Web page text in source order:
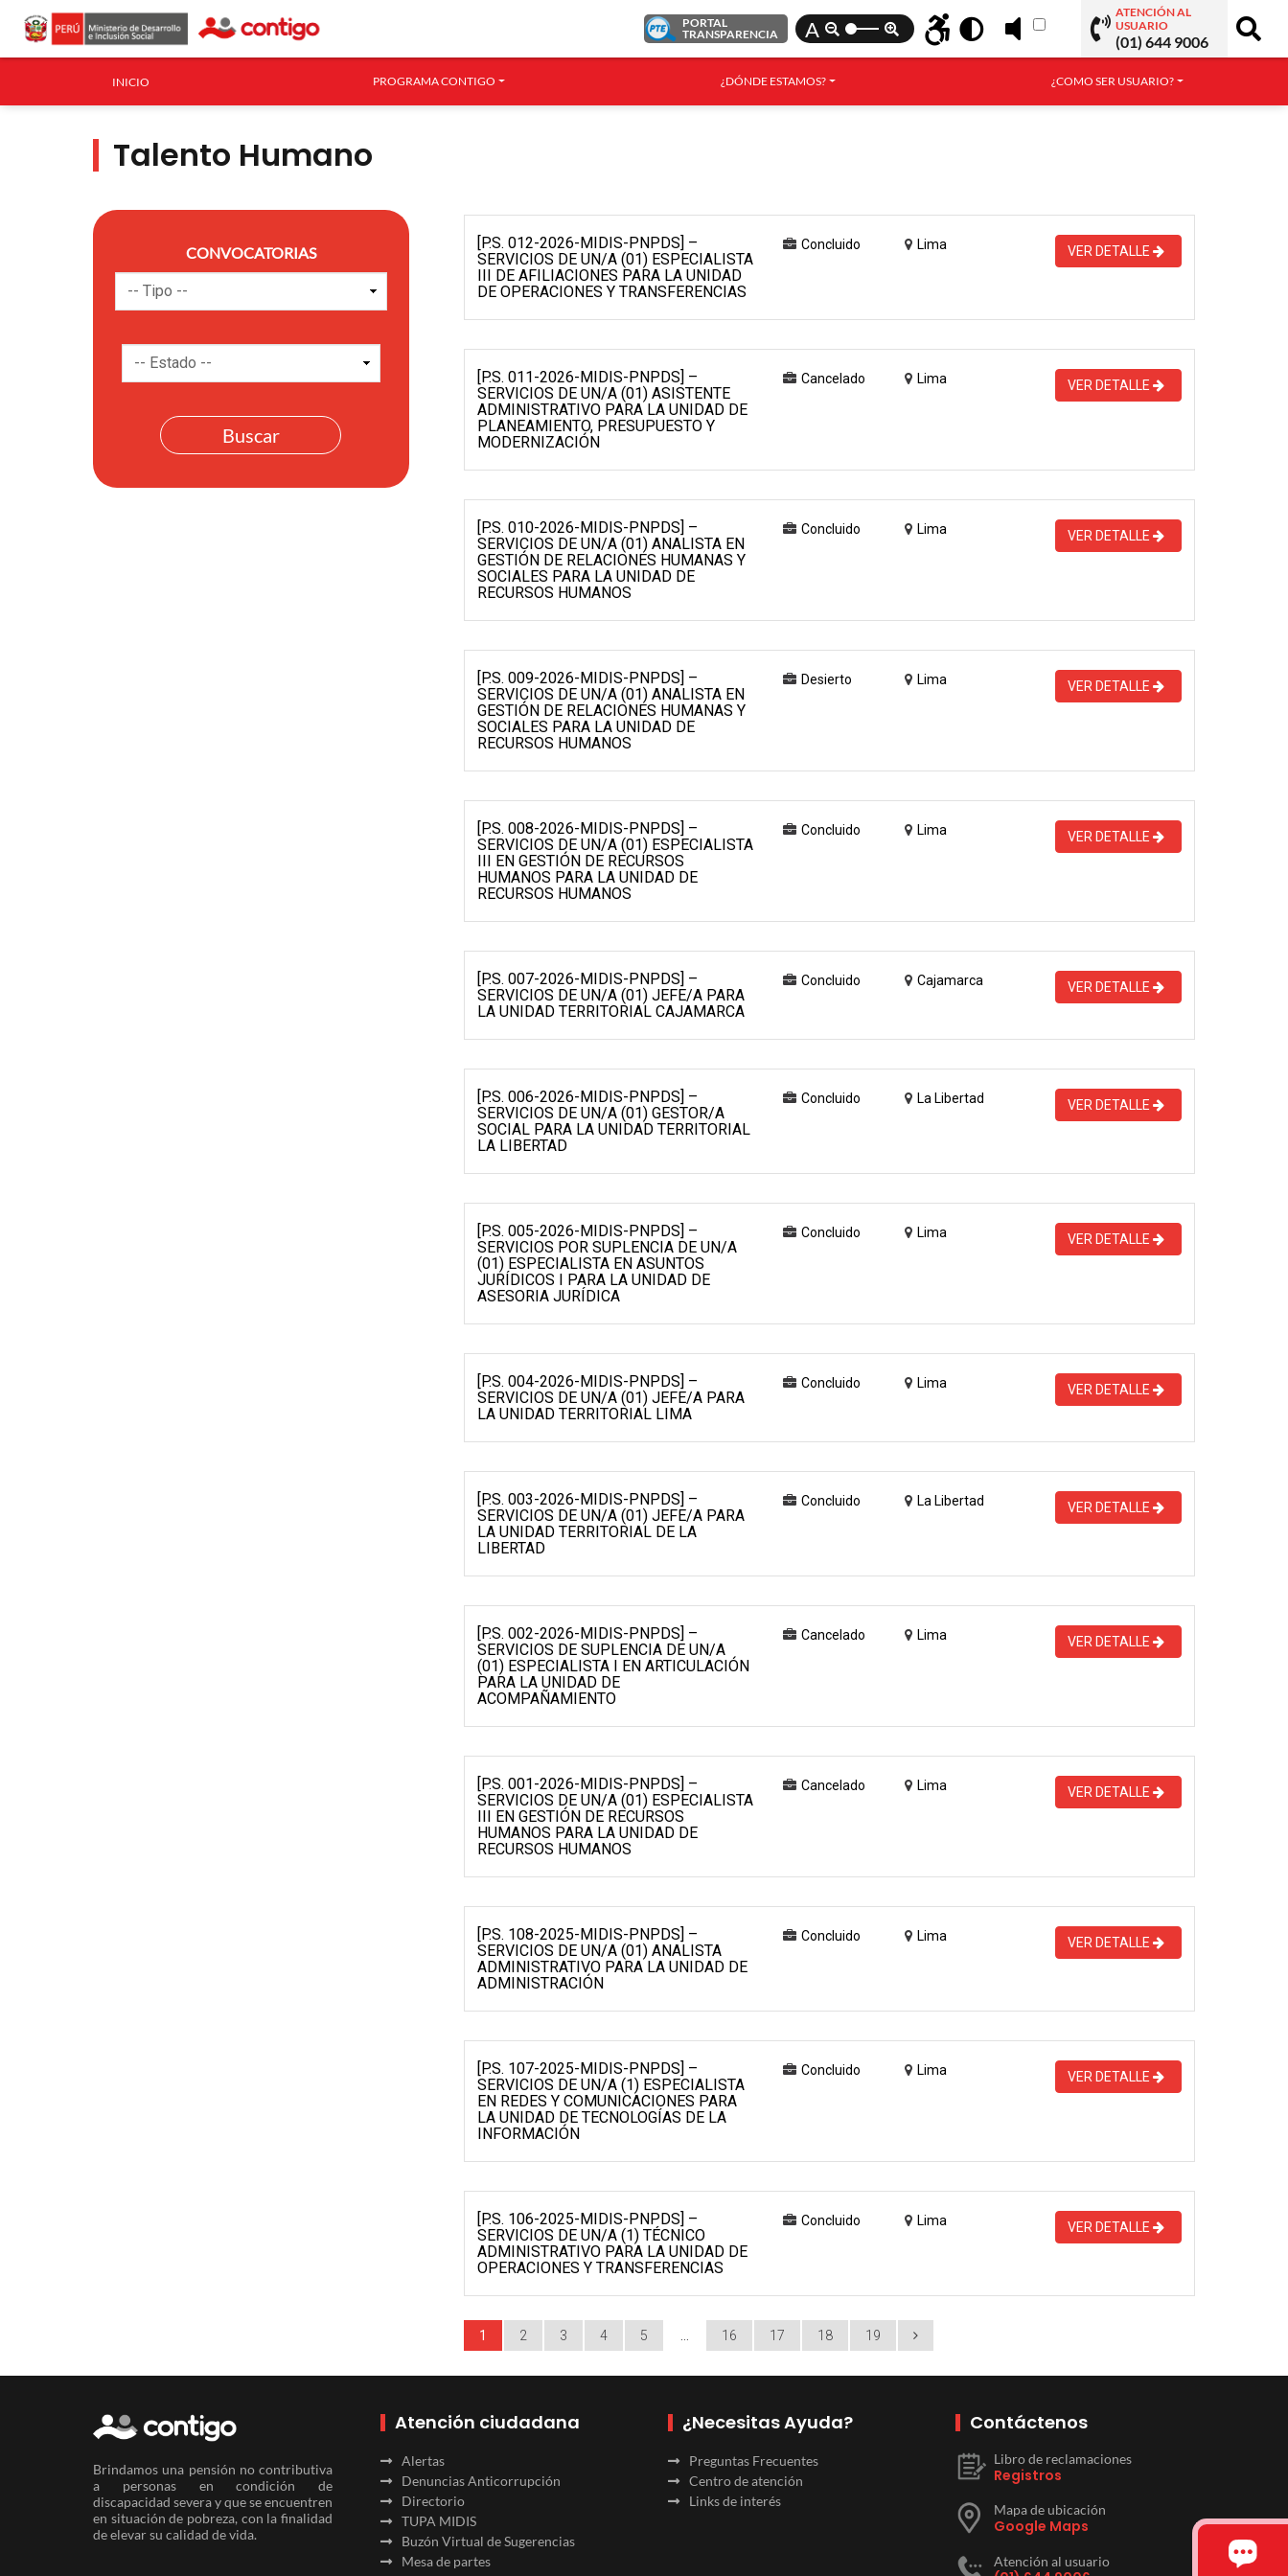
PORTAL
TRANSPARENCIA
A
ATENCIÓN AL
USUARIO
(01) 644 9006
INICIO PROGRAMA CONTIGO ¿DÓNDE ESTAMOS? ¿COMO SER USUARIO?
Talento Humano
CONVOCATORIAS
[P.S. 012-2026-MIDIS-PNPDS] –
SERVICIOS DE UN/A (01) ESPECIALISTA
III DE AFILIACIONES PARA LA UNIDAD
DE OPERACIONES Y TRANSFERENCIAS
Concluido Lima VER DETALLE
[P.S. 011-2026-MIDIS-PNPDS] –
SERVICIOS DE UN/A (01) ASISTENTE
ADMINISTRATIVO PARA LA UNIDAD DE
PLANEAMIENTO, PRESUPUESTO Y
MODERNIZACIÓN
Cancelado Lima VER DETALLE
[P.S. 010-2026-MIDIS-PNPDS] –
SERVICIOS DE UN/A (01) ANALISTA EN
GESTIÓN DE RELACIONES HUMANAS Y
SOCIALES PARA LA UNIDAD DE
RECURSOS HUMANOS
Concluido Lima VER DETALLE
[P.S. 009-2026-MIDIS-PNPDS] –
SERVICIOS DE UN/A (01) ANALISTA EN
GESTIÓN DE RELACIONES HUMANAS Y
SOCIALES PARA LA UNIDAD DE
RECURSOS HUMANOS
Desierto Lima VER DETALLE
[P.S. 008-2026-MIDIS-PNPDS] –
SERVICIOS DE UN/A (01) ESPECIALISTA
III EN GESTIÓN DE RECURSOS
HUMANOS PARA LA UNIDAD DE
RECURSOS HUMANOS
Concluido Lima VER DETALLE
[P.S. 007-2026-MIDIS-PNPDS] –
SERVICIOS DE UN/A (01) JEFE/A PARA
LA UNIDAD TERRITORIAL CAJAMARCA
Concluido Cajamarca VER DETALLE
[P.S. 006-2026-MIDIS-PNPDS] –
SERVICIOS DE UN/A (01) GESTOR/A
SOCIAL PARA LA UNIDAD TERRITORIAL
LA LIBERTAD
Concluido La Libertad VER DETALLE
[P.S. 005-2026-MIDIS-PNPDS] –
SERVICIOS POR SUPLENCIA DE UN/A
(01) ESPECIALISTA EN ASUNTOS
JURÍDICOS I PARA LA UNIDAD DE
ASESORIA JURÍDICA
Concluido Lima VER DETALLE
[P.S. 004-2026-MIDIS-PNPDS] –
SERVICIOS DE UN/A (01) JEFE/A PARA
LA UNIDAD TERRITORIAL LIMA
Concluido Lima VER DETALLE
[P.S. 003-2026-MIDIS-PNPDS] –
SERVICIOS DE UN/A (01) JEFE/A PARA
LA UNIDAD TERRITORIAL DE LA
LIBERTAD
Concluido La Libertad VER DETALLE
[P.S. 002-2026-MIDIS-PNPDS] –
SERVICIOS DE SUPLENCIA DE UN/A
(01) ESPECIALISTA I EN ARTICULACIÓN
PARA LA UNIDAD DE
ACOMPAÑAMIENTO
Cancelado Lima VER DETALLE
[P.S. 001-2026-MIDIS-PNPDS] –
SERVICIOS DE UN/A (01) ESPECIALISTA
III EN GESTIÓN DE RECURSOS
HUMANOS PARA LA UNIDAD DE
RECURSOS HUMANOS
Cancelado Lima VER DETALLE
[P.S. 108-2025-MIDIS-PNPDS] –
SERVICIOS DE UN/A (01) ANALISTA
ADMINISTRATIVO PARA LA UNIDAD DE
ADMINISTRACIÓN
Concluido Lima VER DETALLE
[P.S. 107-2025-MIDIS-PNPDS] –
SERVICIOS DE UN/A (1) ESPECIALISTA
EN REDES Y COMUNICACIONES PARA
LA UNIDAD DE TECNOLOGÍAS DE LA
INFORMACIÓN
Concluido Lima VER DETALLE
[P.S. 106-2025-MIDIS-PNPDS] –
SERVICIOS DE UN/A (1) TÉCNICO
ADMINISTRATIVO PARA LA UNIDAD DE
OPERACIONES Y TRANSFERENCIAS
Concluido Lima VER DETALLE
1 2 3 4 5 16 17 18 19
Brindamos una pensión no contributiva
a personas en condición de
discapacidad severa y que se encuentren
en situación de pobreza, con la finalidad
de elevar su calidad de vida.
Atención ciudadana
Alertas
Denuncias Anticorrupción
Directorio
TUPA MIDIS
Buzón Virtual de Sugerencias
Mesa de partes
¿Necesitas Ayuda?
Preguntas Frecuentes
Centro de atención
Links de interés
Contáctenos
Libro de reclamaciones
Registros
Mapa de ubicación
Google Maps
Atención al usuario